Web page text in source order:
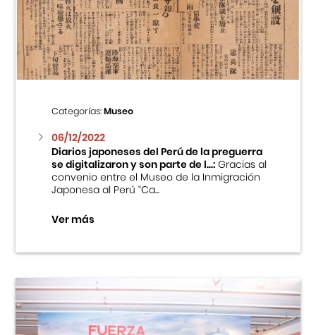
Categorías:Museo
06/12/2022
Diarios japoneses del Perú de la preguerra
se digitalizaron y son parte de l...:Gracias al
convenio entre el Museo de la Inmigración
Japonesa al Perú “Ca...
Ver más